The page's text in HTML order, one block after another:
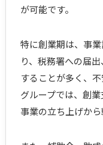
が可能です。
特に創業期は、事
り、税務署への届
することが多く、
グループでは、創
事業の立ち上げから